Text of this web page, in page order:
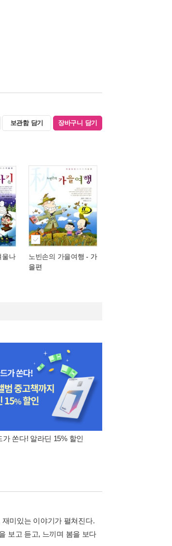
보관함 담기 장바구니 담기
울나
노빈손의 가을여행 - 가
을편
가 쏜다! 알라딘 15% 할인
미있는 이야기가 펼쳐진다.
보고 듣고, 느끼며 봄을 보다